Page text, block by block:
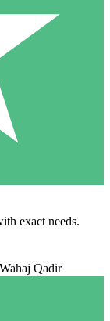
exact needs.
Qadir